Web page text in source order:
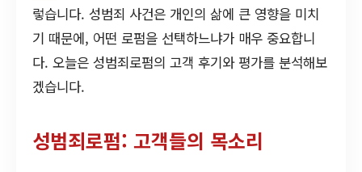
렇습니다. 성범죄 사건은 개인의 삶에 큰 영향을 미치
기 때문에, 어떤 로펌을 선택하느냐가 매우 중요합니
다. 오늘은 성범죄로펌의 고객 후기와 평가를 분석해보
겠습니다.
성범죄로펌: 고객들의 목소리